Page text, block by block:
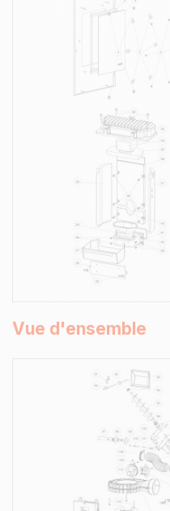
Vue d'ensemble